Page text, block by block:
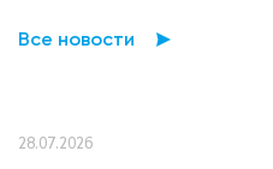
Все новости
28.07.2026